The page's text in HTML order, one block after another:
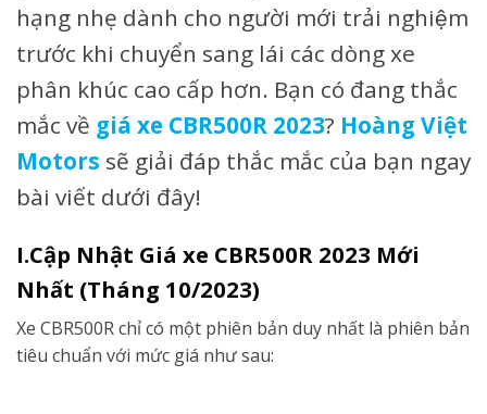
hạng nhẹ dành cho người mới trải nghiệm
trước khi chuyển sang lái các dòng xe
phân khúc cao cấp hơn. Bạn có đang thắc
mắc về giá xe CBR500R 2023? Hoàng Việt
Motors sẽ giải đáp thắc mắc của bạn ngay
bài viết dưới đây!
I.Cập Nhật Giá xe CBR500R 2023 Mới
Nhất (Tháng 10/2023)
Xe CBR500R chỉ có một phiên bản duy nhất là phiên bản
tiêu chuẩn với mức giá như sau: